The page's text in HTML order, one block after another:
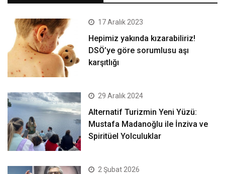
17 Aralık 2023
Hepimiz yakında kızarabiliriz!
DSÖ’ye göre sorumlusu aşı
karşıtlığı
29 Aralık 2024
Alternatif Turizmin Yeni Yüzü:
Mustafa Madanoğlu ile İnziva ve
Spiritüel Yolculuklar
2 Şubat 2026